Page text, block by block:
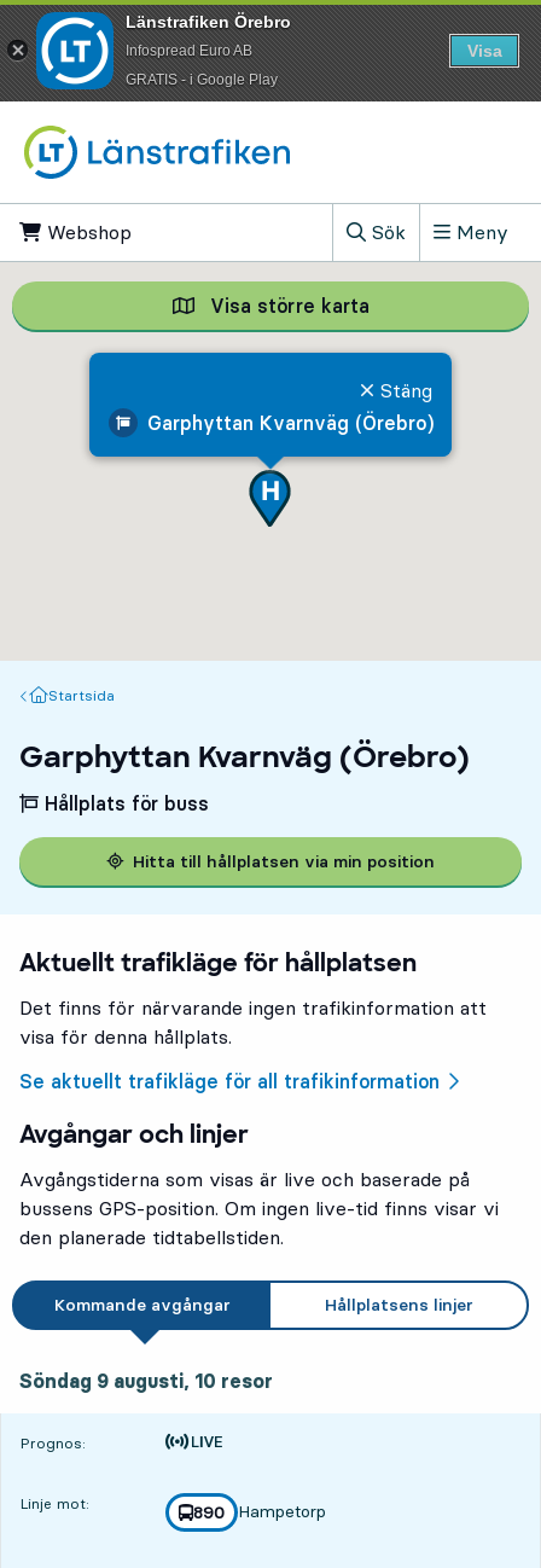
Webshop
Sök
, Visa sökfältet
Meny
3
3
Garphyttan Kvarnväg (Örebro)
Stäng
Visa större karta Visa större
Startsida
Startsida
Garphyttan Kvarnväg (Örebro)
Hållplats för buss
Hitta till hållplatsen via min position
Aktuellt trafikläge för hållplatsen
Det finns för närvarande ingen trafikinformation att
visa för denna hållplats.
Se aktuellt trafikläge för all trafikinformation
Avgångar och linjer
Avgångstiderna som visas är live och baserade på
bussens GPS-position. Om ingen live-tid finns visar vi
den planerade tidtabellstiden.
Kommande avgångar Hållplatsens linjer
Söndag 9 augusti, 10 resor
Prognos:
Tiden är prognos
Linje mot: linje
890
mot
Hampetorp
,
Länstrafiken Örebro
Infospread Euro AB
​GRATIS - i Google Play
Visa